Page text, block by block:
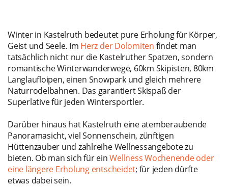
Winter in Kastelruth bedeutet pure Erholung für Körper,
Geist und Seele. Im Herz der Dolomiten findet man
tatsächlich nicht nur die Kastelruther Spatzen, sondern
romantische Winterwanderwege, 60km Skipisten, 80km
Langlaufloipen, einen Snowpark und gleich mehrere
Naturrodelbahnen. Das garantiert Skispaß der
Superlative für jeden Wintersportler.
Darüber hinaus hat Kastelruth eine atemberaubende
Panoramasicht, viel Sonnenschein, zünftigen
Hüttenzauber und zahlreihe Wellnessangebote zu
bieten. Ob man sich für einWellness Wochenende oder
eine längere Erholung entscheidet; für jeden dürfte
etwas dabei sein.